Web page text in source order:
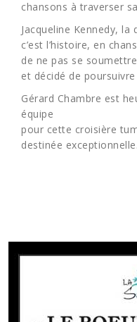
chansons à traverser
Jacqueline Kennedy,
c’est l’histoire, en
de ne pas se
et décidé de
Gérard Chambre est
équipe
pour cette croisière
destinée exceptionnelle.